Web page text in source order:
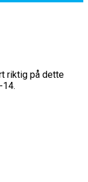
riktig på dette